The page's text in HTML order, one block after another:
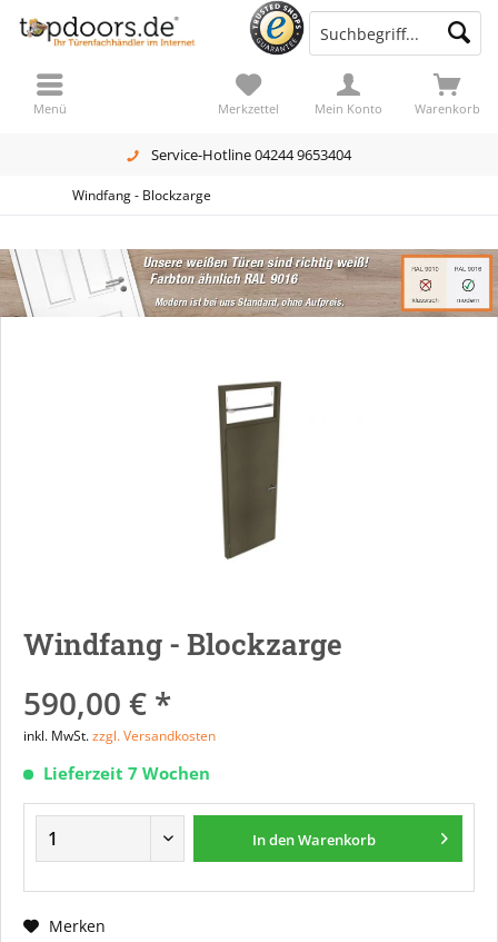
Service-Hotline 04244 9653404
Warenkorb
Merkzettel Mein Konto
Menü
Windfang - Blockzarge
Windfang - Blockzarge
590,00 € *
inkl. MwSt.zzgl. Versandkosten
Lieferzeit 7 Wochen
In denWarenkorb
Merken